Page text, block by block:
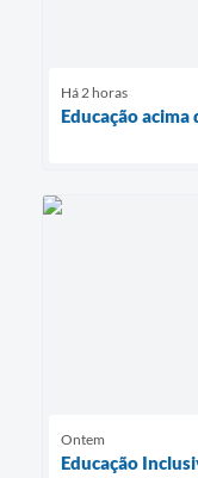
Há 2 horas
Educação acima
Ontem
Educação